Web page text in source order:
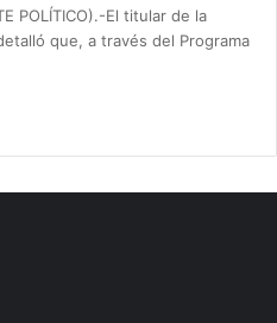
POLÍTICO).-El titular de la
que, a través del Programa